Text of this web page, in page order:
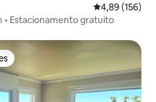
4,89 de uma
4,89 (156)
• Estacionamento gratuito
dos hóspedes